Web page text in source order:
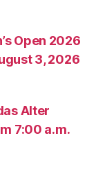
Open 2026
3, 2026
Alter
7:00 a.m.